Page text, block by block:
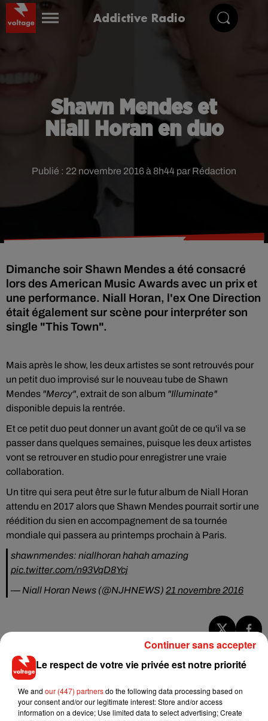
Addictive Radio
Shawn Mendes et
Niall Horan en duo
Publié : 22 novembre 2016 à 8h44 par Rédaction
Dimanche soir Shawn Mendes a été consacré
lors des American Music Awards avec un prix et
une performance. Niall Horan, l'ex One Direction
était également sur scène pour interpréter son
single "This Town".
Mais après le show, les deux artistes se sont retrouvés pour
un petit duo improvisé sur le nouveau tube de Shawn
Mendes "Mercy", extrait de son album "Illuminate"
disponible depuis la rentrée.
Et ce petit duo peut donner un avant goût de ce qu'il va se
passer dans quelques semaines, puisque les deux artistes
vont se retrouver en studio pour enregistrer une vraie
collaboration.
Un titre qui sera peut être sur le futur album de Niall Horan
attendu en 2017 alors que Shawn Mendes pourrait sortir une
réédition du sien en accompagnement de sa tournée
mondiale qui passera au printemps prochain à Paris.
shawnmendes: niallhoran hahah amazing
pic.twitter.com/n93VqD8Ycj
— Niall Horan News (@NJHNEWS) 21 novembre 2016
7 août 2026
RÜFÜS DU SOL annonce un nouvel
album après sa tournée mondiale
Le respect de votre vie privée est notre priorité
We and our (447) partnersdo the following data processing based on
your consent and/or our legitimate interest: Store and/or access
information on a device; Use limited data to select advertising; Create
Continuer sans accepter